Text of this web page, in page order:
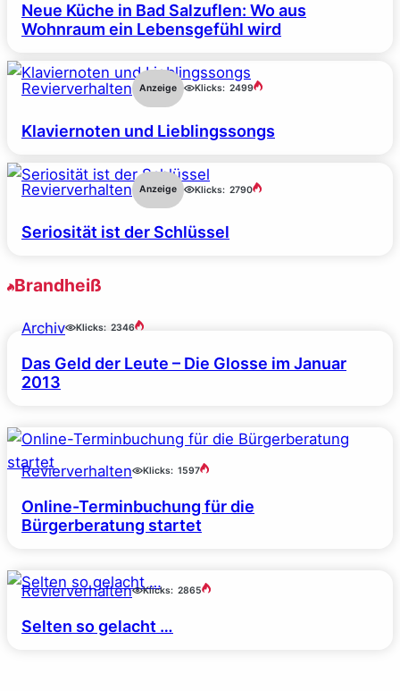
Neue Küche in Bad Salzuflen: Wo aus
Wohnraum ein Lebensgefühl wird
Revierverhalten Anzeige Klicks: 2499
Klaviernoten und Lieblingssongs
Revierverhalten Anzeige Klicks: 2790
Seriosität ist der Schlüssel
Brandheiß
Archiv Klicks: 2346
Das Geld der Leute – Die Glosse im Januar
2013
Revierverhalten Klicks: 1597
Online-Terminbuchung für die
Bürgerberatung startet
Revierverhalten Klicks: 2865
Selten so gelacht …